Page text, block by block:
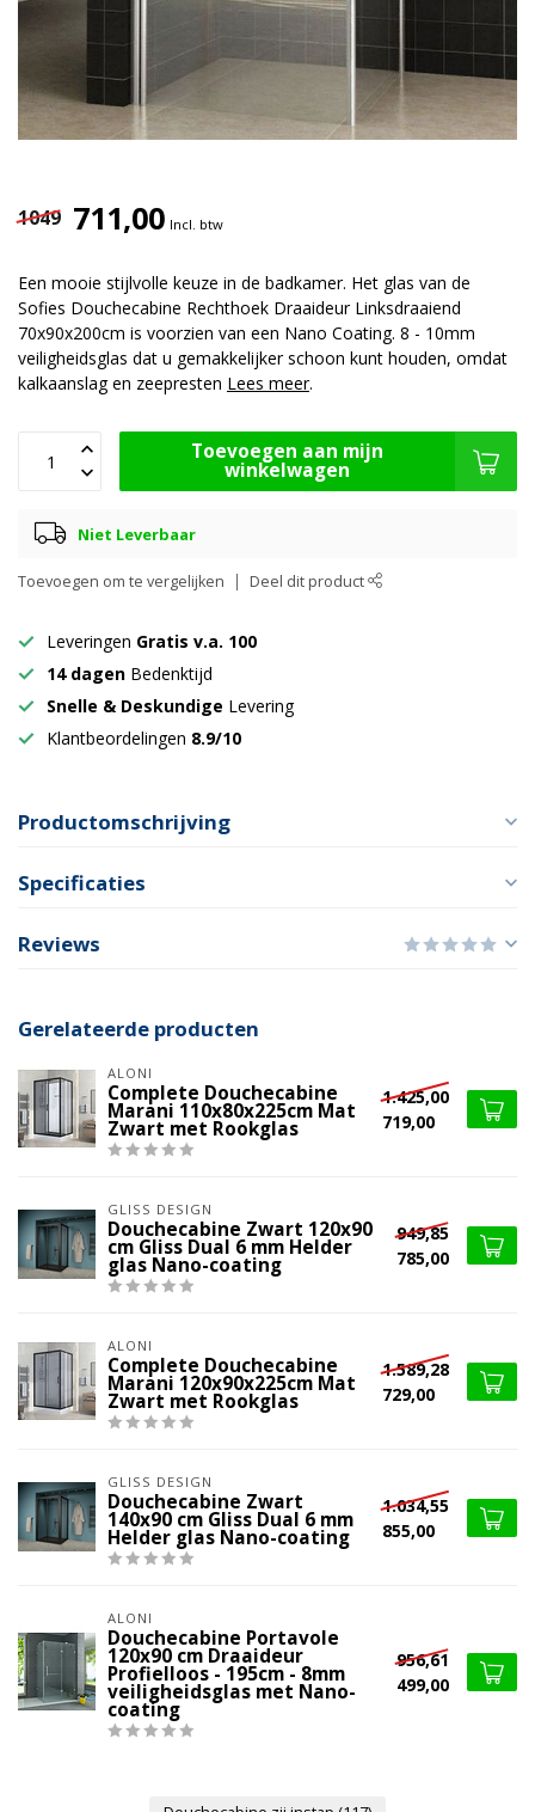
1049 711,00 Incl. btw
Een mooie stijlvolle keuze in de badkamer. Het glas van de
Sofies Douchecabine Rechthoek Draaideur Linksdraaiend
70x90x200cm is voorzien van een Nano Coating. 8 - 10mm
veiligheidsglas dat u gemakkelijker schoon kunt houden, omdat
kalkaanslag en zeepresten Lees meer.
Toevoegen aan mijn
winkelwagen
Niet Leverbaar
Toevoegen om te vergelijken Deel dit product
Leveringen Gratis v.a. 100
14 dagen Bedenktijd
Snelle & Deskundige Levering
Klantbeordelingen 8.9/10
Productomschrijving
Specificaties
Reviews
Gerelateerde producten
ALONI
Complete Douchecabine
Marani 110x80x225cm Mat
Zwart met Rookglas
1.425,00
719,00
GLISS DESIGN
Douchecabine Zwart 120x90
cm Gliss Dual 6 mm Helder
glas Nano-coating
949,85
785,00
ALONI
Complete Douchecabine
Marani 120x90x225cm Mat
Zwart met Rookglas
1.589,28
729,00
GLISS DESIGN
Douchecabine Zwart
140x90 cm Gliss Dual 6 mm
Helder glas Nano-coating
1.034,55
855,00
ALONI
Douchecabine Portavole
120x90 cm Draaideur
Profielloos - 195cm - 8mm
veiligheidsglas met Nano-
coating
956,61
499,00